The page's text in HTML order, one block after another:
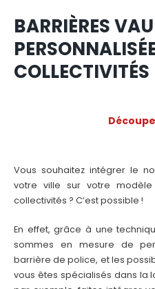
BARRIÈRES
COLLECTIVITÉS
Vous souhaitez intégrer le
votre ville sur votre
collectivités ? C’est possible !
En effet, grâce à une
sommes en mesure de
barrière de police, et les
vous êtes spécialisés dans la